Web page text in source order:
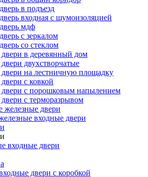
в подъезд
входная с шумоизоляцией
мдф
с зеркалом
со стеклом
в деревянный дом
двухстворчатые
на лестничную площадку
с ковкой
с порошковым напылением
с терморазрывом
железные двери
входные двери
входные двери
двери с коробкой